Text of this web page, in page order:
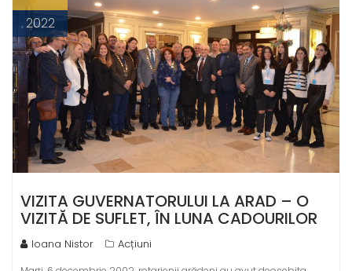
2022
VIZITA GUVERNATORULUI LA ARAD – O
VIZITĂ DE SUFLET, ÎN LUNA CADOURILOR
Ioana Nistor Acțiuni